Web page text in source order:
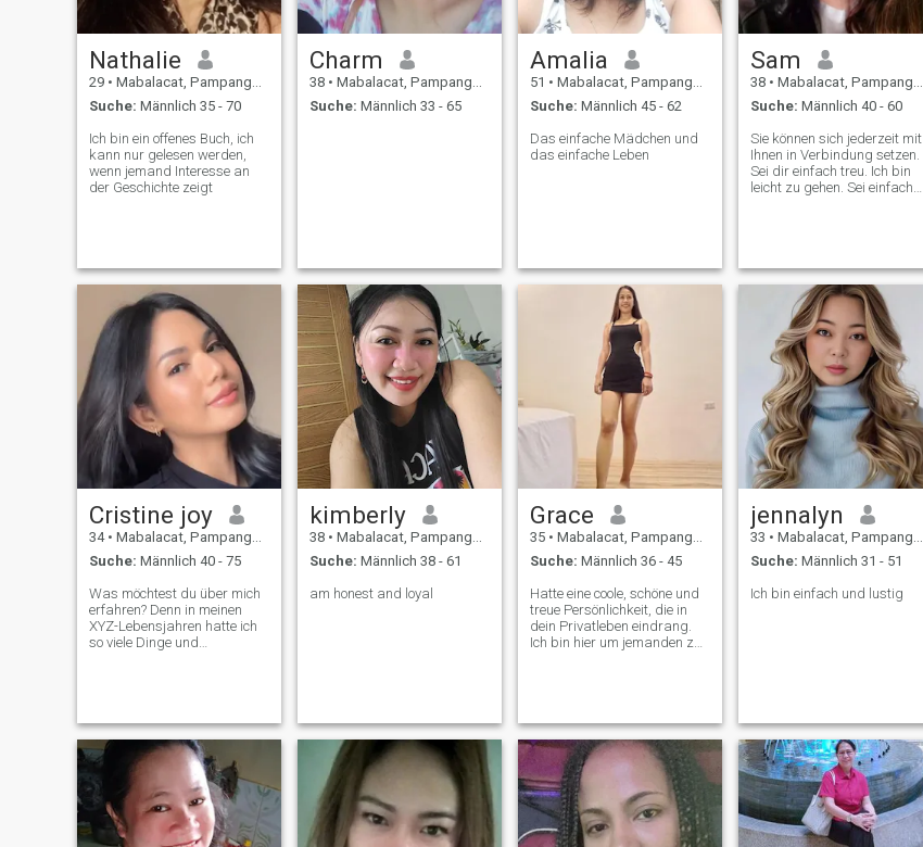
Nathalie
29 • Mabalacat, Pampanga, Philippinen
Suche: Männlich 35 - 70
Ich bin ein offenes Buch, ich
kann nur gelesen werden,
wenn jemand Interesse an
der Geschichte zeigt
Charm
38 • Mabalacat, Pampanga, Philippinen
Suche: Männlich 33 - 65
Amalia
51 • Mabalacat, Pampanga, Philippinen
Suche: Männlich 45 - 62
Das einfache Mädchen und
das einfache Leben
Sam
38 • Mabalacat, Pampanga, Philippinen
Suche: Männlich 40 - 60
Sie können sich jederzeit mit
Ihnen in Verbindung setzen.
Sei dir einfach treu. Ich bin
leicht zu gehen. Sei einfach
Cristine joy
34 • Mabalacat, Pampanga, Philippinen
Suche: Männlich 40 - 75
Was möchtest du über mich
erfahren? Denn in meinen
XYZ-Lebensjahren hatte ich
so viele Dinge und
ich Falls Sie etwas über
meine Persönlichkeit wissen
wollen, ich bin sicher, dass
Sie es gerade erfahren
haben. Es fällt mir auch
schwer, wenn mich jemand
fragt: "Erzähl mir mehr".
Was gibt's da noch zu
kimberly
38 • Mabalacat, Pampanga, Philippinen
Suche: Männlich 38 - 61
am honest and loyal
Grace
35 • Mabalacat, Pampanga, Philippinen
Suche: Männlich 36 - 45
Hatte eine coole, schöne und
treue Persönlichkeit, die in
dein Privatleben eindrang.
Ich bin hier um jemanden zu
zukünftige Frau zu teilen ❤️.
jennalyn
33 • Mabalacat, Pampanga, Philippinen
Suche: Männlich 31 - 51
Ich bin einfach und lustig